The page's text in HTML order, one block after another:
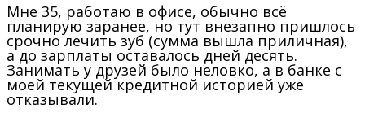
Мне 35, работаю в офисе, обычно всё
планирую заранее, но тут внезапно пришлось
срочно лечить зуб (сумма вышла приличная),
а до зарплаты оставалось дней десять.
Занимать у друзей было неловко, а в банке с
моей текущей кредитной историей уже
отказывали.